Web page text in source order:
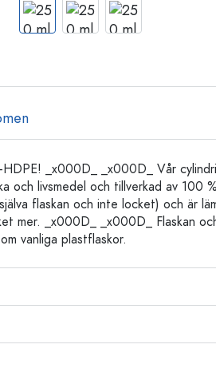
_x000D_ _x000D_ Vår
och livsmedel och tillverkad av 100
flaskan och inte locket) och är
mer. _x000D_ _x000D_ Flaskan
vanliga plastflaskor.